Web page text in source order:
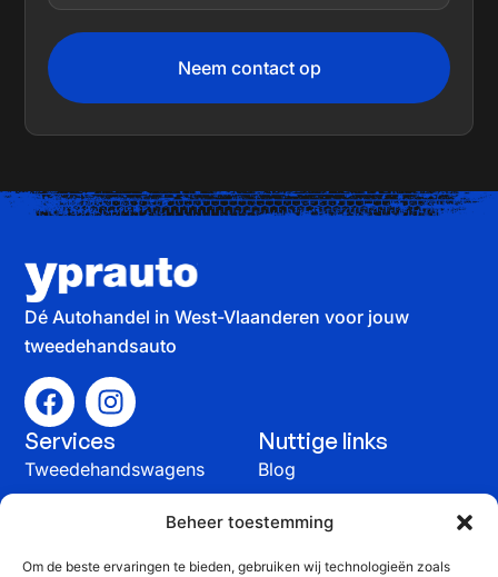
Beheer toestemming
Om de beste ervaringen te bieden, gebruiken wij technologieën zoals
Neem contact op
Dé Autohandel in West-Vlaanderen voor jouw
tweedehandsauto
Services
Tweedehandswagens
Nuttige links
Blog
Contact